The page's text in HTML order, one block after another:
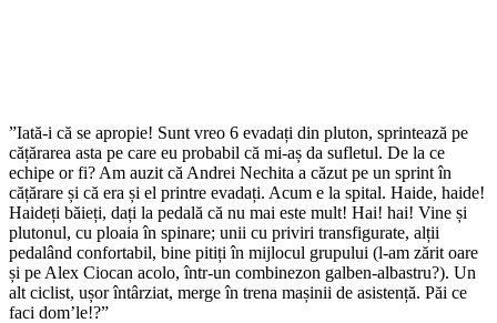
”Iată-i că se apropie! Sunt vreo 6 evadați din pluton, sprintează pe
cățărarea asta pe care eu probabil că mi-aș da sufletul. De la ce
echipe or fi? Am auzit că Andrei Nechita a căzut pe un sprint în
cățărare și că era și el printre evadați. Acum e la spital. Haide, haide!
Haideți băieți, dați la pedală că nu mai este mult! Hai! hai! Vine și
plutonul, cu ploaia în spinare; unii cu priviri transfigurate, alții
pedalând confortabil, bine pitiți în mijlocul grupului (l-am zărit oare
și pe Alex Ciocan acolo, într-un combinezon galben-albastru?). Un
alt ciclist, ușor întârziat, merge în trena mașinii de asistență. Păi ce
faci dom’le!?”